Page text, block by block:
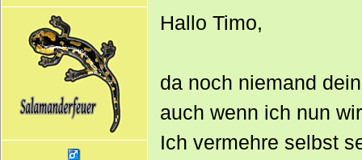
Hallo Timo,
da noch niemand
auch wenn ich nun
Ich vermehre selbst